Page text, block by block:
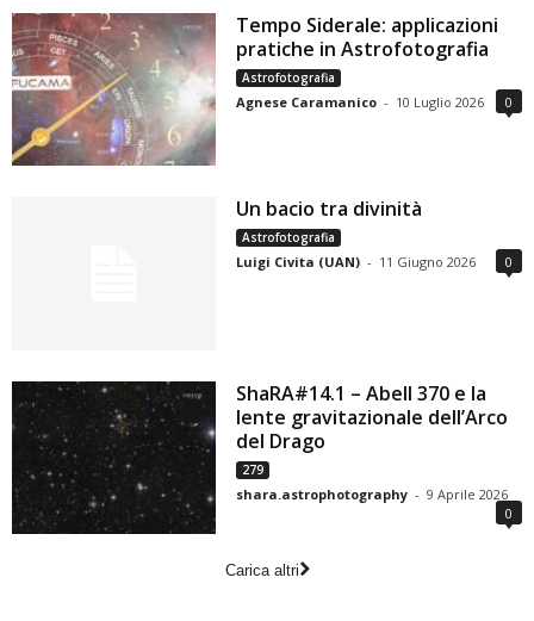
Tempo Siderale: applicazioni
pratiche in Astrofotografia
Astrofotografia
Agnese Caramanico - 10 Luglio 2026 0
Un bacio tra divinità
Astrofotografia
Luigi Civita (UAN) - 11 Giugno 2026 0
ShaRA#14.1 – Abell 370 e la
lente gravitazionale dell’Arco
del Drago
279
shara.astrophotography - 9 Aprile 2026
0
Carica altri